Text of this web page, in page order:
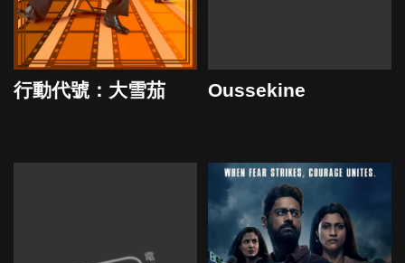
行動代號：大雪茄 Oussekine